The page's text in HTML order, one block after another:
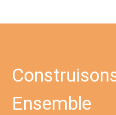
Ensemble